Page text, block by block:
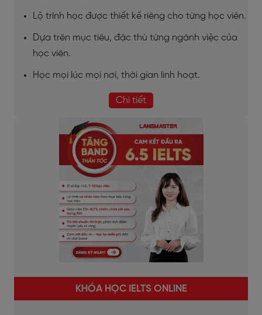
Lộ trình học được thiết kế riêng cho từng học viên.
Dựa trên mục tiêu, đặc thù từng ngành việc của
học viên.
Học mọi lúc mọi nơi, thời gian linh hoạt.
Chi tiết
KHÓA HỌC IELTS ONLINE